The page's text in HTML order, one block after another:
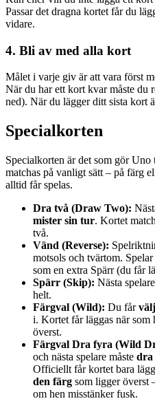
Passar det dragna kortet får du
vidare.
4. Bli av med alla kort
Målet i varje giv är att vara först
När du har ett kort kvar måste du
ned). När du lägger ditt sista kort
Specialkorten
Specialkorten är det som gör
matchas på vanligt sätt – på färg
alltid får spelas.
Dra två (Draw Two):
mister sin tur. Kortet
två.
Vänd (Reverse):
motsols och tvärtom.
som en extra Spärr (du får
Spärr (Skip): Nästa spelare
helt.
Färgval (Wild): Du får
i. Kortet får läggas när som
överst.
Färgval Dra fyra (Wild
och nästa spelare måste
Officiellt får kortet bara
den färg som ligger överst
om hen misstänker fusk.